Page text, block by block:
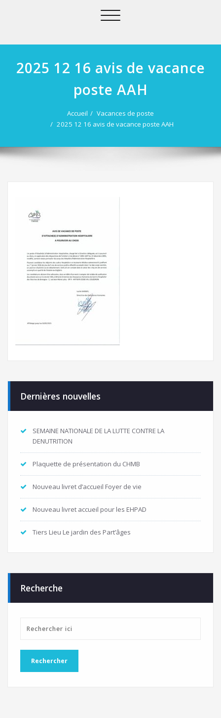
Afficher/masquer
2025 12 16 avis de vacance
poste AAH
Accueil
Vacances de poste
2025 12 16 avis de vacance poste AAH
Dernières nouvelles
SEMAINE NATIONALE DE LA LUTTE CONTRE LA
DENUTRITION
Plaquette de présentation du CHMB
Nouveau livret d’accueil Foyer de vie
Nouveau livret accueil pour les EHPAD
Tiers Lieu Le jardin des Part’âges
Recherche